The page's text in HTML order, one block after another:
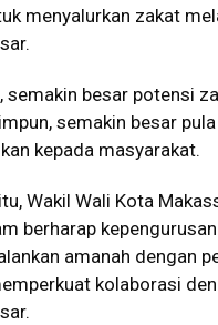
menyalurkan zakat
semakin besar potensi
semakin besar
kepada masyarakat.
Wakil Wali Kota
berharap
amanah dengan
kolaborasi